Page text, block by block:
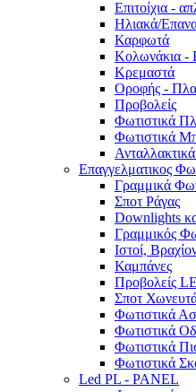
Επιτοίχια -
Ηλιακά/
Καρφωτά
Κολωνάκια -
Κρεμαστά
Οροφής -
Προβολείς
Φωτιστικά
Φωτιστικά
Επαγγελματικος
Γραμμικά
Σποτ Ράγας
Downlights
Γραμμικός
Ιστοί,
Καμπάνες
Προβολείς
Σποτ
Φωτιστικά
Φωτιστικά
Φωτιστικά
Φωτιστικά
Led PL - PANEL